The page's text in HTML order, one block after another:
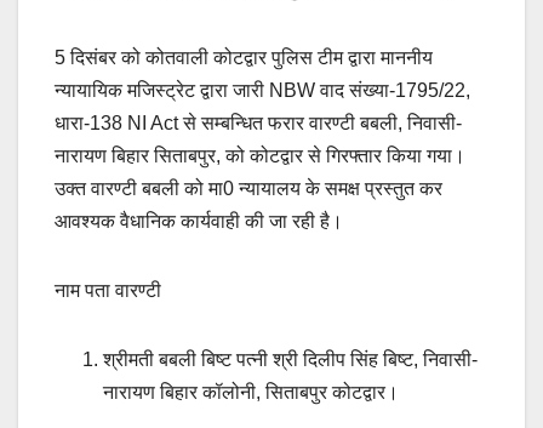
5 दिसंबर को कोतवाली कोटद्वार पुलिस टीम द्वारा माननीय
न्यायायिक मजिस्ट्रेट द्वारा जारी NBW वाद संख्या-1795/22,
धारा-138 NI Act से सम्बन्धित फरार वारण्टी बबली, निवासी-
नारायण बिहार सिताबपुर, को कोटद्वार से गिरफ्तार किया गया।
उक्त वारण्टी बबली को मा0 न्यायालय के समक्ष प्रस्तुत कर
आवश्यक वैधानिक कार्यवाही की जा रही है।
नाम पता वारण्टी
श्रीमती बबली बिष्ट पत्नी श्री दिलीप सिंह बिष्ट, निवासी-
नारायण बिहार कॉलोनी, सिताबपुर कोटद्वार।